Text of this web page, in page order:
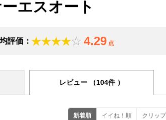
エスオート
評価： 4.29 点
レビュー （104件 ）
新着順 イイね！順 クリッ